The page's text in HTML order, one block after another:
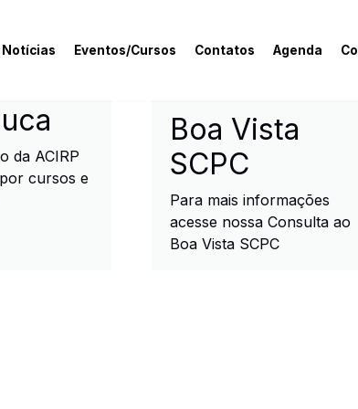
Notícias Eventos/Cursos Contatos Agenda
e Industrial de
da ACIRP
cursos e
Boa Vista
SCPC
Para mais informações
acesse nossa Consulta ao
Boa Vista SCPC